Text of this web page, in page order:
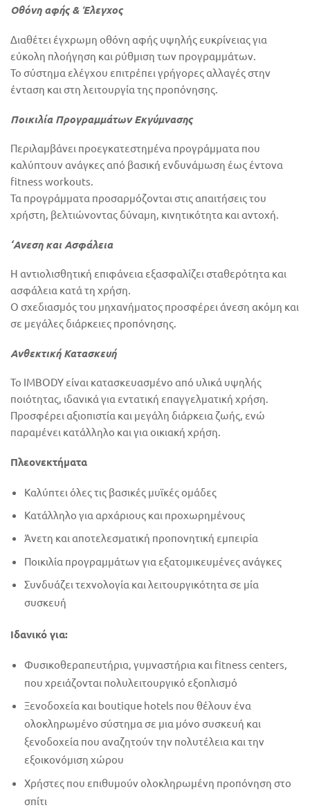
Οθόνη αφής & Έλεγχος
Διαθέτει έγχρωμη οθόνη αφής υψηλής ευκρίνειας για
εύκολη πλοήγηση και ρύθμιση των προγραμμάτων.
Το σύστημα ελέγχου επιτρέπει γρήγορες αλλαγές στην
ένταση και στη λειτουργία της προπόνησης.
Ποικιλία Προγραμμάτων Εκγύμνασης
Περιλαμβάνει προεγκατεστημένα προγράμματα που
καλύπτουν ανάγκες από βασική ενδυνάμωση έως έντονα
fitness workouts.
Τα προγράμματα προσαρμόζονται στις απαιτήσεις του
χρήστη, βελτιώνοντας δύναμη, κινητικότητα και αντοχή.
‘Ανεση και Ασφάλεια
Η αντιολισθητική επιφάνεια εξασφαλίζει σταθερότητα και
ασφάλεια κατά τη χρήση.
Ο σχεδιασμός του μηχανήματος προσφέρει άνεση ακόμη και
σε μεγάλες διάρκειες προπόνησης.
Ανθεκτική Κατασκευή
Το IMBODY είναι κατασκευασμένο από υλικά υψηλής
ποιότητας, ιδανικά για εντατική επαγγελματική χρήση.
Προσφέρει αξιοπιστία και μεγάλη διάρκεια ζωής, ενώ
παραμένει κατάλληλο και για οικιακή χρήση.
Πλεονεκτήματα
Καλύπτει όλες τις βασικές μυϊκές ομάδες
Κατάλληλο για αρχάριους και προχωρημένους
Άνετη και αποτελεσματική προπονητική εμπειρία
Ποικιλία προγραμμάτων για εξατομικευμένες ανάγκες
Συνδυάζει τεχνολογία και λειτουργικότητα σε μία
συσκευή
Ιδανικό για:
Φυσικοθεραπευτήρια, γυμναστήρια και fitness centers,
που χρειάζονται πολυλειτουργικό εξοπλισμό
Ξενοδοχεία και boutique hotels που θέλουν ένα
ολοκληρωμένο σύστημα σε μια μόνο συσκευή και
ξενοδοχεία που αναζητούν την πολυτέλεια και την
εξοικονόμιση χώρου
Χρήστες που επιθυμούν ολοκληρωμένη προπόνηση στο
σπίτι